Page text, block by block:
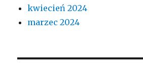
kwiecień 2024
marzec 2024